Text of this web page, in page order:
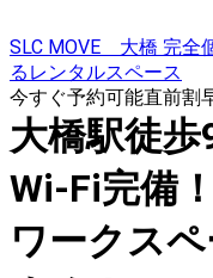
SLC MOVE 大橋 完全
るレンタルスペース
今すぐ予約可能直前割
大橋駅徒歩
Wi-Fi完備
ワークス